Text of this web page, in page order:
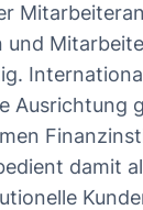
Ausrichtung
damit